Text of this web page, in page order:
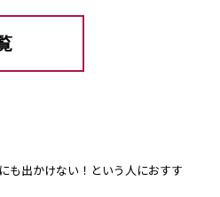
も出かけない！という人におすす